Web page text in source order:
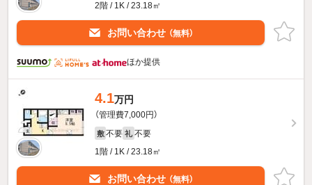
2階 / 1K / 23.18㎡
お問い合わせ （無料）
ほか提供
4.1万円
（管理費7,000円）
敷 不要 礼 不要
1階 / 1K / 23.18㎡
お問い合わせ （無料）